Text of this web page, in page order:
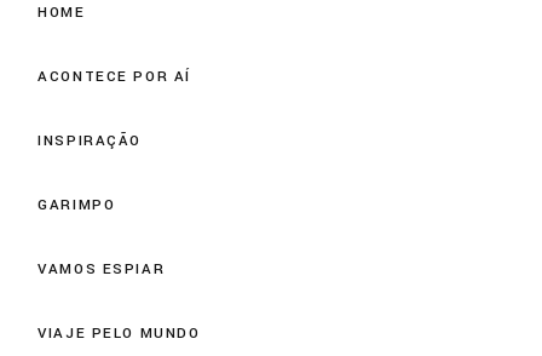
HOME
ACONTECE POR AÍ
INSPIRAÇÃO
GARIMPO
VAMOS ESPIAR
VIAJE PELO MUNDO